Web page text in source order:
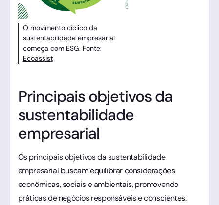
O movimento cíclico da
sustentabilidade empresarial
começa com ESG. Fonte:
Ecoassist
Principais objetivos da
sustentabilidade
empresarial
Os principais objetivos da sustentabilidade
empresarial buscam equilibrar considerações
econômicas, sociais e ambientais, promovendo
práticas de negócios responsáveis e conscientes.